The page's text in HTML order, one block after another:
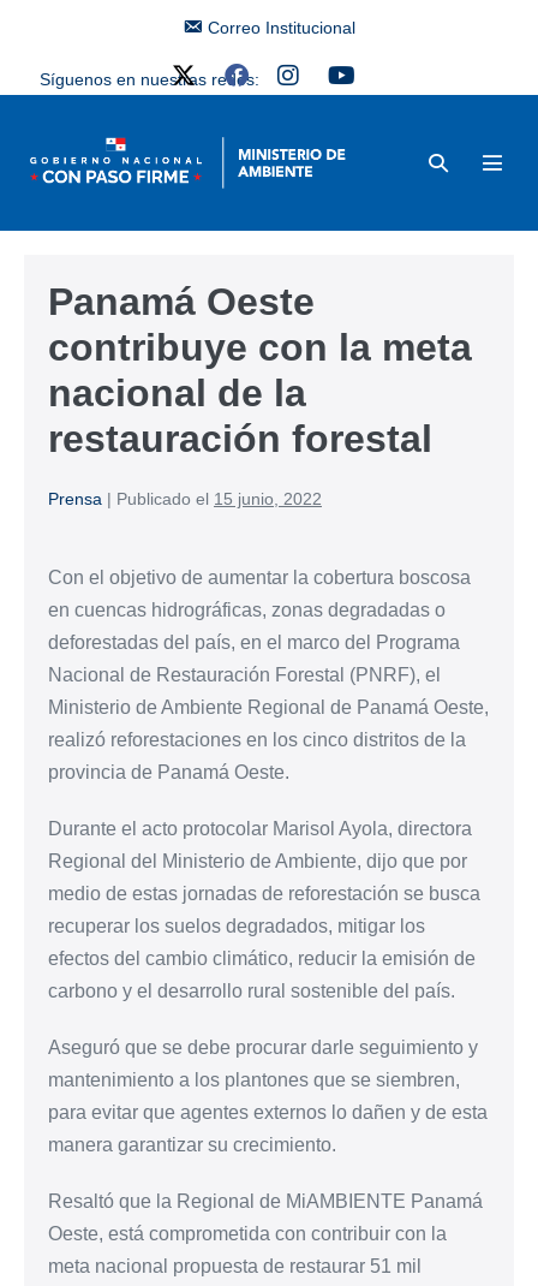
Correo Institucional
Síguenos en nuestras redes:
Panamá Oeste
contribuye con la meta
nacional de la
restauración forestal
Prensa | Publicado el 15 junio, 2022
Con el objetivo de aumentar la cobertura boscosa
en cuencas hidrográficas, zonas degradadas o
deforestadas del país, en el marco del Programa
Nacional de Restauración Forestal (PNRF), el
Ministerio de Ambiente Regional de Panamá Oeste,
realizó reforestaciones en los cinco distritos de la
provincia de Panamá Oeste.
Durante el acto protocolar Marisol Ayola, directora
Regional del Ministerio de Ambiente, dijo que por
medio de estas jornadas de reforestación se busca
recuperar los suelos degradados, mitigar los
efectos del cambio climático, reducir la emisión de
carbono y el desarrollo rural sostenible del país.
Aseguró que se debe procurar darle seguimiento y
mantenimiento a los plantones que se siembren,
para evitar que agentes externos lo dañen y de esta
manera garantizar su crecimiento.
Resaltó que la Regional de MiAMBIENTE Panamá
Oeste, está comprometida con contribuir con la
meta nacional propuesta de restaurar 51 mil